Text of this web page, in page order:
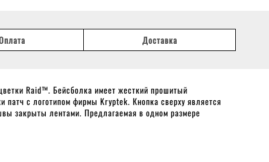
Доставка
Raid™. Бейсболка имеет жесткий прошитый
с логотипом фирмы Kryptek. Кнопка сверху является
закрыты лентами. Предлагаемая в одном размере